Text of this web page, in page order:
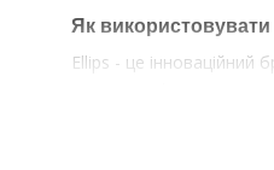
Як
Ellips - це інноваційний